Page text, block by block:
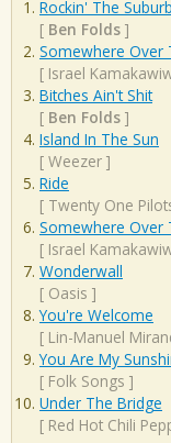
Rockin' The
[ Ben Folds ]
Somewhere Over
[ Israel
Bitches Ain't Shit
[ Ben Folds ]
Island In The Sun
[ Weezer ]
Ride
[ Twenty One
Somewhere Over
[ Israel
Wonderwall
[ Oasis ]
You're Welcome
[ Lin-Manuel
You Are My
[ Folk Songs ]
Under The Bridge
[ Red Hot Chili